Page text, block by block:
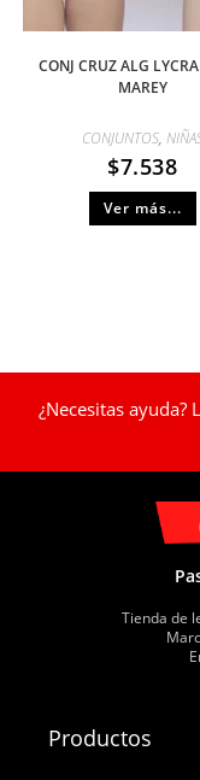
CONJ CRUZ ALG
MAREY
CONJUNTOS,
$7.538
Ver más...
¿Necesitas
Tienda de
Productos